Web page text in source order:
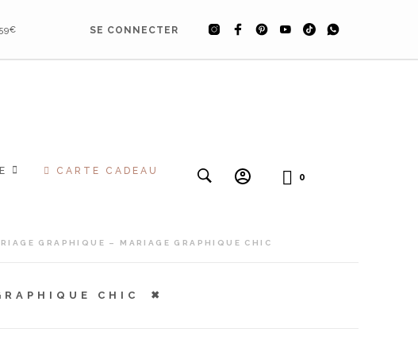
SE CONNECTER
CARTE CADEAU
0
GRAPHIQUE – MARIAGE GRAPHIQUE CHIC
CHIC